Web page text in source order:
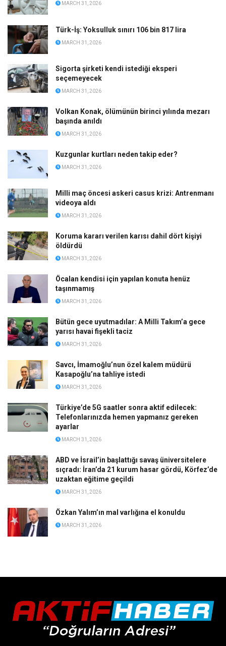
MARCH 31, 2026
Türk-İş: Yoksulluk sınırı 106 bin 817 lira
MARCH 31, 2026
Sigorta şirketi kendi istediği eksperi
seçemeyecek
MARCH 31, 2026
Volkan Konak, ölümünün birinci yılında mezarı
başında anıldı
MARCH 31, 2026
Kuzgunlar kurtları neden takip eder?
MARCH 31, 2026
Milli maç öncesi askeri casus krizi: Antrenmanı
videoya aldı
MARCH 31, 2026
Koruma kararı verilen karısı dahil dört kişiyi
öldürdü
MARCH 31, 2026
Öcalan kendisi için yapılan konuta henüz
taşınmamış
MARCH 31, 2026
Bütün gece uyutmadılar: A Milli Takım’a gece
yarısı havai fişekli taciz
MARCH 31, 2026
Savcı, İmamoğlu’nun özel kalem müdürü
Kasapoğlu’na tahliye istedi
MARCH 31, 2026
Türkiye’de 5G saatler sonra aktif edilecek:
Telefonlarınızda hemen yapmanız gereken
ayarlar
MARCH 31, 2026
ABD ve İsrail’in başlattığı savaş üniversitelere
sıçradı: İran’da 21 kurum hasar gördü, Körfez’de
uzaktan eğitime geçildi
MARCH 31, 2026
Özkan Yalım’ın mal varlığına el konuldu
MARCH 31, 2026